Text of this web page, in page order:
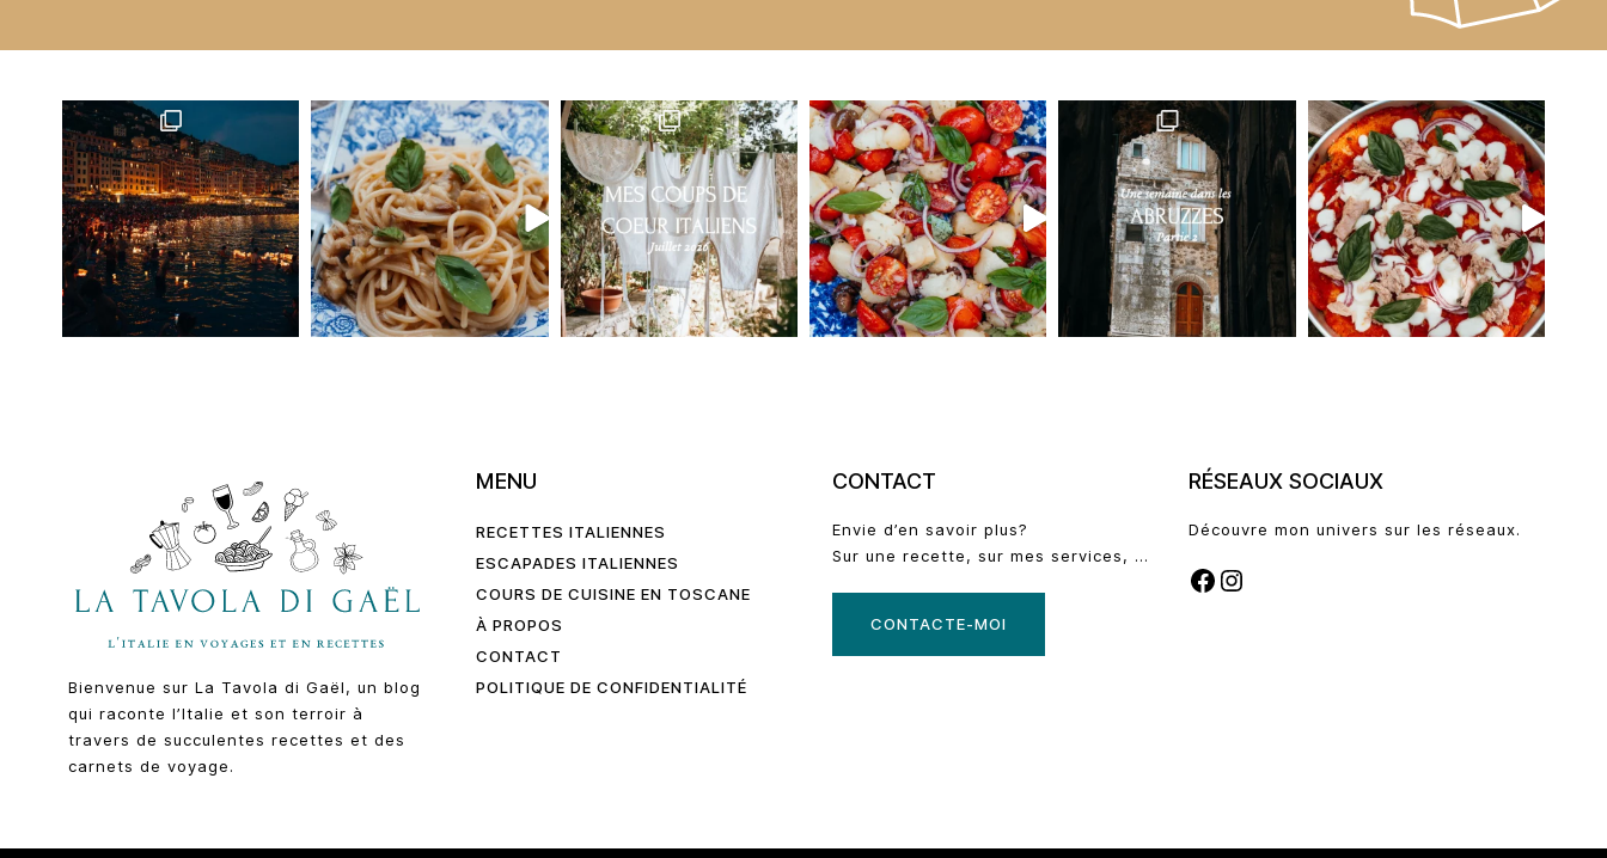
Bienvenue sur La Tavola di Gaël, un blog
qui raconte l’Italie et son terroir à
travers de succulentes recettes et des
carnets de voyage.
MENU
RECETTES ITALIENNES
ESCAPADES ITALIENNES
COURS DE CUISINE EN TOSCANE
À PROPOS
CONTACT
POLITIQUE DE CONFIDENTIALITÉ
CONTACT
Envie d’en savoir plus?
Sur une recette, sur mes services, …
CONTACTE-MOI
RÉSEAUX SOCIAUX
Découvre mon univers sur les réseaux.
FACEBOOK
INSTAGRAM